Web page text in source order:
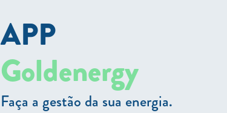
APP
Goldenergy
Faça a gestão da sua energia.